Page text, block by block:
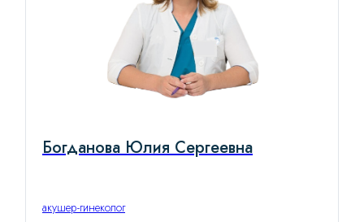
Богданова Юлия Сергеевна
акушер-гинеколог